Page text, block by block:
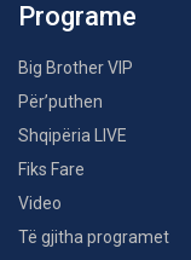
Programe
Big Brother VIP
Për’puthen
Shqipëria LIVE
Fiks Fare
Video
Të gjitha programet